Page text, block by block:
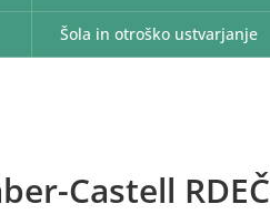
Šola in otroško ustvarjanje
Castell RDEČ